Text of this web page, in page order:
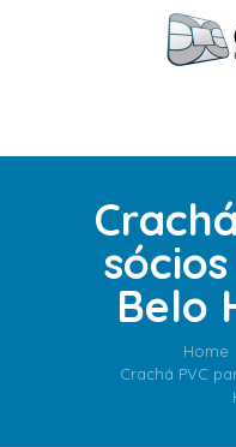
Belo
Home
Crachá PVC